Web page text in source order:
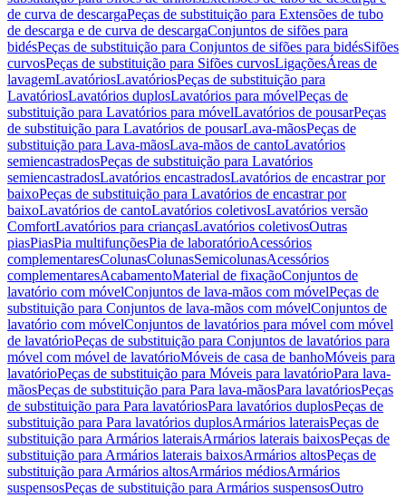
de curva de descargaPeças de substituição para Extensões de tubo
de descarga e de curva de descargaConjuntos de sifões para
bidésPeças de substituição para Conjuntos de sifões para bidésSifões
curvosPeças de substituição para Sifões curvosLigaçõesÁreas de
lavagemLavatóriosLavatóriosPeças de substituição para
LavatóriosLavatórios duplosLavatórios para móvelPeças de
substituição para Lavatórios para móvelLavatórios de pousarPeças
de substituição para Lavatórios de pousarLava-mãosPeças de
substituição para Lava-mãosLava-mãos de cantoLavatórios
semiencastradosPeças de substituição para Lavatórios
semiencastradosLavatórios encastradosLavatórios de encastrar por
baixoPeças de substituição para Lavatórios de encastrar por
baixoLavatórios de cantoLavatórios coletivosLavatórios versão
ComfortLavatórios para criançasLavatórios coletivosOutras
piasPiasPia multifunçõesPia de laboratórioAcessórios
complementaresColunasColunasSemicolunasAcessórios
complementaresAcabamentoMaterial de fixaçãoConjuntos de
lavatório com móvelConjuntos de lava-mãos com móvelPeças de
substituição para Conjuntos de lava-mãos com móvelConjuntos de
lavatório com móvelConjuntos de lavatórios para móvel com móvel
de lavatórioPeças de substituição para Conjuntos de lavatórios para
móvel com móvel de lavatórioMóveis de casa de banhoMóveis para
lavatórioPeças de substituição para Móveis para lavatórioPara lava-
mãosPeças de substituição para Para lava-mãosPara lavatóriosPeças
de substituição para Para lavatóriosPara lavatórios duplosPeças de
substituição para Para lavatórios duplosArmários lateraisPeças de
substituição para Armários lateraisArmários laterais baixosPeças de
substituição para Armários laterais baixosArmários altosPeças de
substituição para Armários altosArmários médiosArmários
suspensosPeças de substituição para Armários suspensosOutro